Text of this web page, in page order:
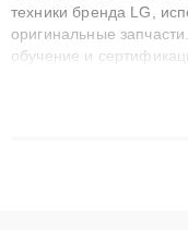
техники бренда LG,
оригинальные
обучение и
сохранением